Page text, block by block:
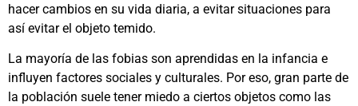
hacer cambios en su vida diaria, a evitar situaciones para
así evitar el objeto temido.
La mayoría de las fobias son aprendidas en la infancia e
influyen factores sociales y culturales. Por eso, gran parte de
la población suele tener miedo a ciertos objetos como las